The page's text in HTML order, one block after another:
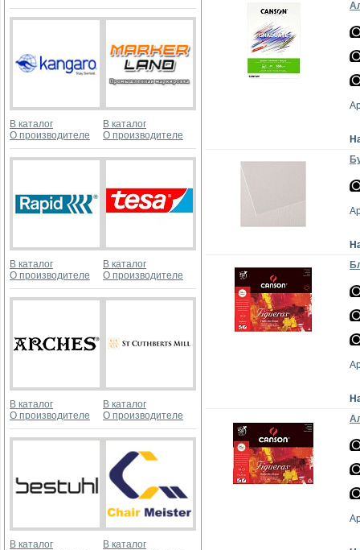
В каталог
О производителе
В каталог
О производителе
В каталог
О производителе
В каталог
О производителе
В каталог
О производителе
В каталог
О производителе
В каталог
В каталог